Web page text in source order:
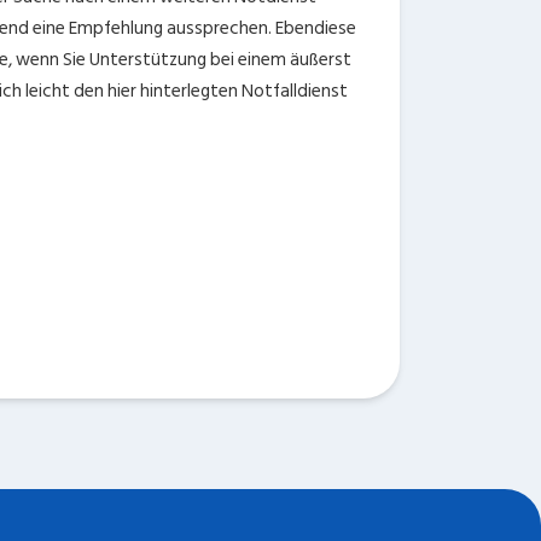
eine Empfehlung aussprechen. Ebendiese
wenn Sie Unterstützung bei einem äußerst
leicht den hier hinterlegten Notfalldienst